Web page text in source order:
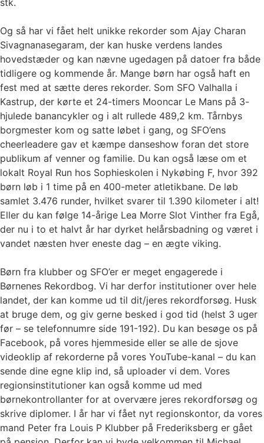
Og så har vi fået helt unikke rekorder som Ajay Charan
Sivagnanasegaram, der kan huske verdens landes
hovedstæder og kan nævne ugedagen på datoer fra både
tidligere og kommende år. Mange børn har også haft en
fest med at sætte deres rekorder. Som SFO Valhalla i
Kastrup, der kørte et 24-timers Mooncar Le Mans på 3-
hjulede banancykler og i alt rullede 489,2 km. Tårnbys
borgmester kom og satte løbet i gang, og SFO’ens
cheerleadere gav et kæmpe danseshow foran det store
publikum af venner og familie. Du kan også læse om et
lokalt Royal Run hos Sophieskolen i Nykøbing F, hvor 392
børn løb i 1 time på en 400-meter atletikbane. De løb
samlet 3.476 runder, hvilket svarer til 1.390 kilometer i alt!
Eller du kan følge 14-årige Lea Morre Slot Vinther fra Egå,
der nu i to et halvt år har dyrket helårsbadning og været i
vandet næsten hver eneste dag – en ægte viking.
Børn fra klubber og SFO’er er meget engagerede i
Børnenes Rekordbog. Vi har derfor institutioner over hele
landet, der kan komme ud til dit/jeres rekordforsøg. Husk
at bruge dem, og giv gerne besked i god tid (helst 3 uger
før – se telefonnumre side 191-192). Du kan besøge os på
Facebook, på vores hjemmeside eller se alle de sjove
videoklip af rekorderne på vores YouTube-kanal – du kan
sende dine egne klip ind, så uploader vi dem. Vores
regionsinstitutioner kan også komme ud med
børnekontrollanter for at overvære jeres rekordforsøg og
skrive diplomer. I år har vi fået nyt regionskontor, da vores
mand Peter fra Louis P Klubber på Frederiksberg er gået